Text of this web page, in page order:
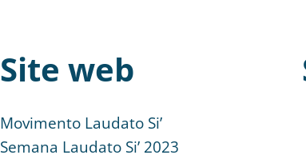
Site web
Movimento Laudato Si’
Semana Laudato Si’ 2023